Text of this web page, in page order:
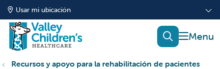
Usar mi ubicación
mostrar
buscar
Recursos y apoyo para la rehabilitación de pacientes